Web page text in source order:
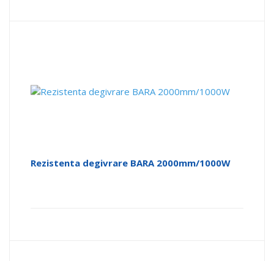
Rezistenta degivrare BARA 2000mm/1000W